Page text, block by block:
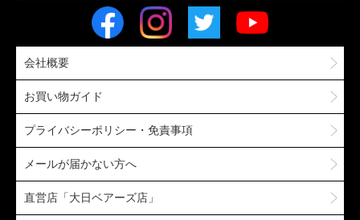
会社概要
お買い物ガイド
プライバシーポリシー・免責事項
メールが届かない方へ
直営店「大日ベアーズ店」